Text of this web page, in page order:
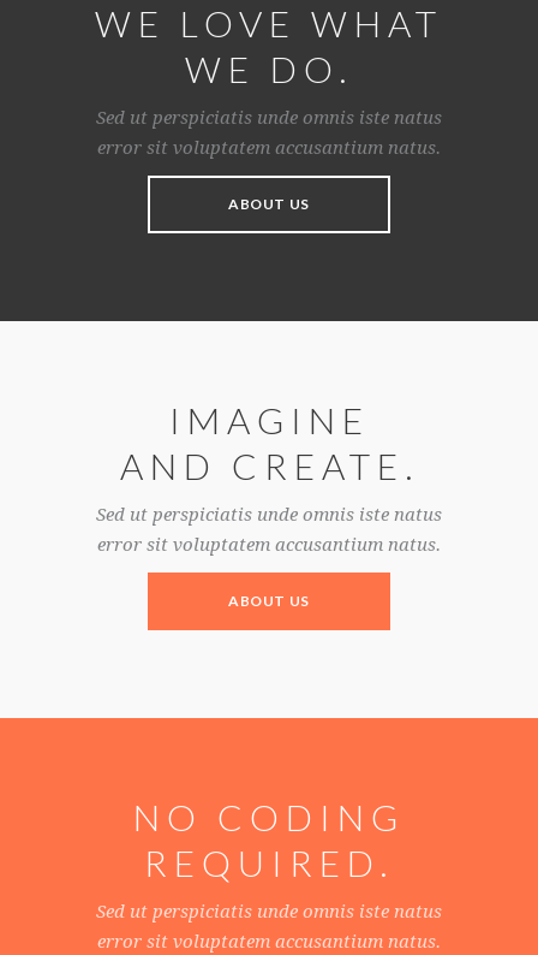
WE LOVE WHAT
WE DO.
Sed ut perspiciatis unde omnis iste natus
error sit voluptatem accusantium natus.
ABOUT US
IMAGINE
AND CREATE.
Sed ut perspiciatis unde omnis iste natus
error sit voluptatem accusantium natus.
ABOUT US
NO CODING
REQUIRED.
Sed ut perspiciatis unde omnis iste natus
error sit voluptatem accusantium natus.